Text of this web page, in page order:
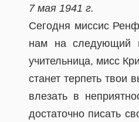
7 мая 1941 г.
Сегодня миссис
нам на следующий
учительница, мисс
станет терпеть
влезать в
достаточно писать